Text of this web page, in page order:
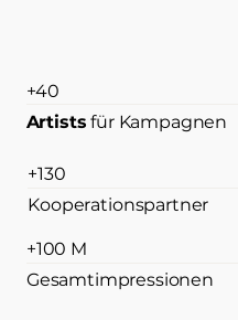
+40
Artists für Kampagnen
+130
Kooperationspartner
+100 M
Gesamtimpressionen